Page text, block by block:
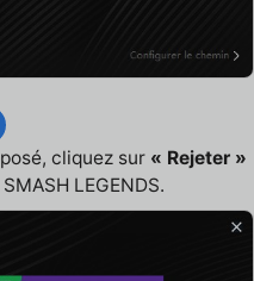
cliquez sur « Rejeter »
LEGENDS.